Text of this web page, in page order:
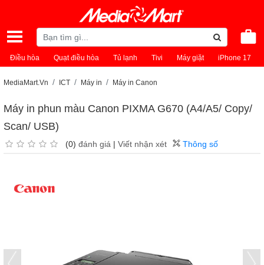
Điều hòa Quạt điều hòa Tủ lạnh Tivi Máy giặt iPhone 17
MediaMart.Vn ICT Máy in Máy in Canon
Máy in phun màu Canon PIXMA G670 (A4/A5/ Copy/
Scan/ USB)
(0) đánh giá | Viết nhận xét Thông số